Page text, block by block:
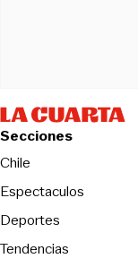
Secciones
Chile
Espectaculos
Deportes
Tendencias